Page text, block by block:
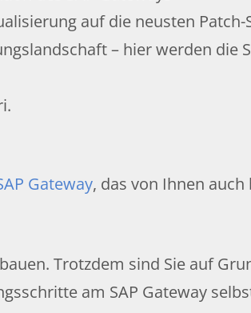
auf die neusten Patch-
– hier werden die
Gateway, das von Ihnen
Trotzdem sind Sie auf
am SAP Gateway